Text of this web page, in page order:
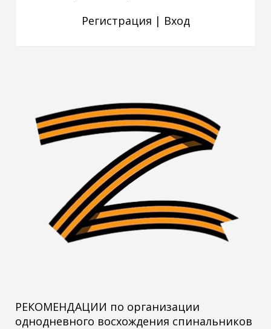
Регистрация | Вход
РЕКОМЕНДАЦИИ по организации
однодневного восхождения спинальников